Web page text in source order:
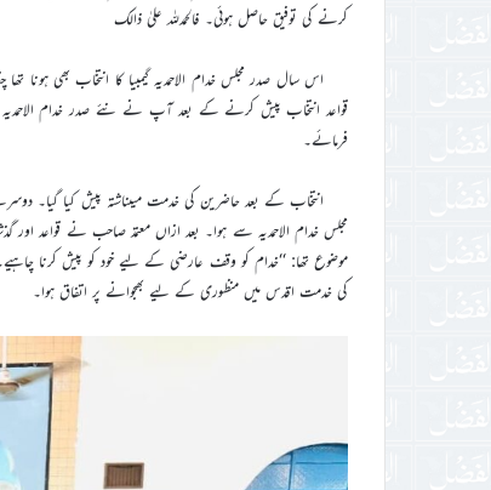
کرنے کی توفیق حاصل ہوئی۔ فالحمدللہ علیٰ ذالک
اس سال صدر مجلس خدام الاحمدیہ گیمبیا کا انتخاب بھی ہونا
قواعد انتخاب پیش کرنے کے بعد آپ نے نئے صدر خدام الاحمدیہ
فرمائے۔
انتخاب کے بعد حاضرین کی خدمت میںناشتہ پیش کیا گیا۔
مجلس خدام الاحمدیہ سے ہوا۔ بعد ازاں معتمد صاحب نے قواعد
موضوع تھا: ‘‘خدام کو وقف عارضی کے ليے خود کو پیش کرنا
کی خدمت اقدس میں منظوری کے ليے بھجوانے پر اتفاق ہوا۔